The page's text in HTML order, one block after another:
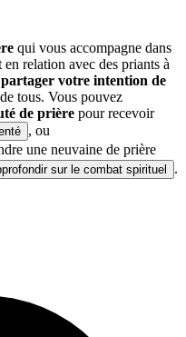
qui vous accompagne dans
relation avec des priants à
partager votre intention de
tous. Vous pouvez
de prière pour recevoir
, ou
une neuvaine de prière
sur le combat spirituel .